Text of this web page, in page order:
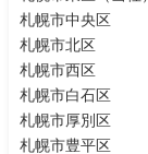
札幌市中央区
札幌市北区
札幌市西区
札幌市白石区
札幌市厚別区
札幌市豊平区